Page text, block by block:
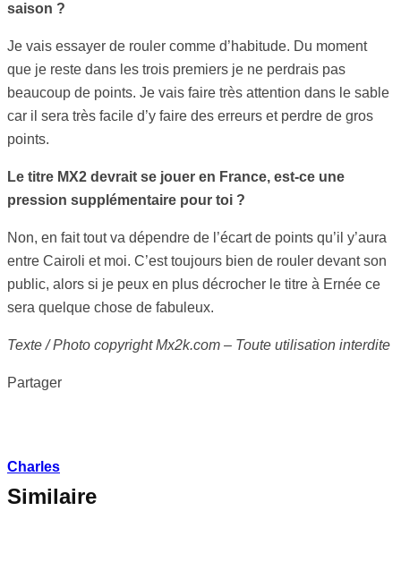
saison ?
Je vais essayer de rouler comme d’habitude. Du moment
que je reste dans les trois premiers je ne perdrais pas
beaucoup de points. Je vais faire très attention dans le sable
car il sera très facile d’y faire des erreurs et perdre de gros
points.
Le titre MX2 devrait se jouer en France, est-ce une
pression supplémentaire pour toi ?
Non, en fait tout va dépendre de l’écart de points qu’il y’aura
entre Cairoli et moi. C’est toujours bien de rouler devant son
public, alors si je peux en plus décrocher le titre à Ernée ce
sera quelque chose de fabuleux.
Texte / Photo copyright Mx2k.com – Toute utilisation interdite
Partager
Charles
Similaire